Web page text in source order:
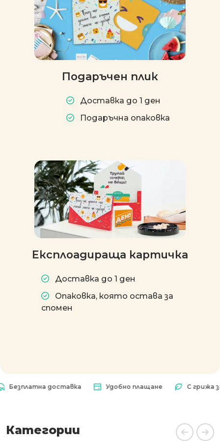
Подаръчен плик
Доставка до 1 ден
Подаръчна опаковка
Експлоадираща картичка
Доставка до 1 ден
Опаковка, която остава за
спомен
доставка Удобно плащане С грижа за
Категории